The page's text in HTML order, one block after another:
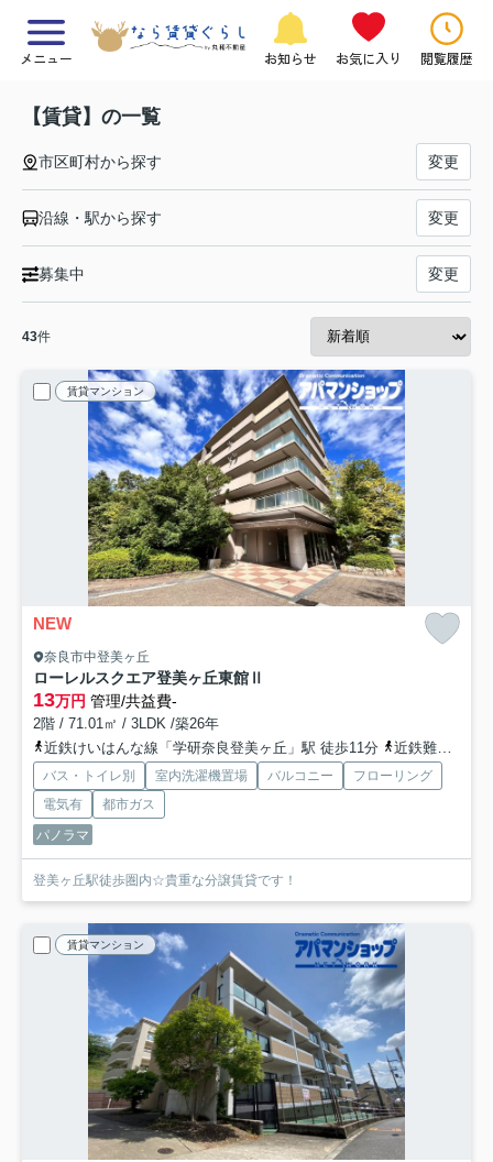
メニュー お知らせ お気に入り 閲覧履歴
【賃貸】の一覧
市区町村から探す 変更
沿線・駅から探す 変更
募集中 変更
43件
賃貸マンション
NEW
奈良市中登美ヶ丘
ローレルスクエア登美ヶ丘東館Ⅱ
13万円 管理/共益費-
2階 / 71.01㎡ / 3LDK /築26年
近鉄けいはんな線「学研奈良登美ヶ丘」駅 徒歩11分
近鉄難波・奈良線「学園前」駅 バス11分 奈良交通「北登美ヶ丘一丁目」 停歩5分
バス・トイレ別 室内洗濯機置場 バルコニー
フローリング
電気有
都市ガス
パノラマ
登美ヶ丘駅徒歩圏内☆貴重な分譲賃貸です！
賃貸マンション